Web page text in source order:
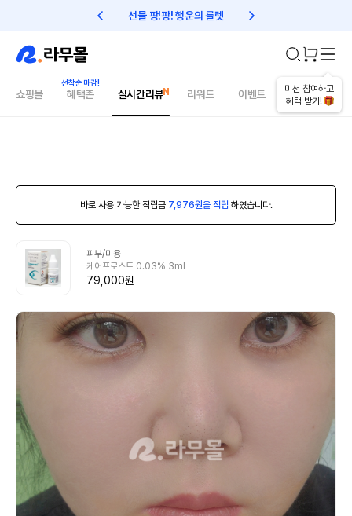
선물 팡!팡! 행운의 룰렛 친구초대 1만원 리워드!
미션 참여하고
혜택 받기!
쇼핑몰 혜택존 실시간리뷰 리워드 이벤트 건강매거진
바로 사용 가능한 적립금 7,976원을 적립 하였습니다.
피부/미용
케어프로스트 0.03% 3ml
79,000원